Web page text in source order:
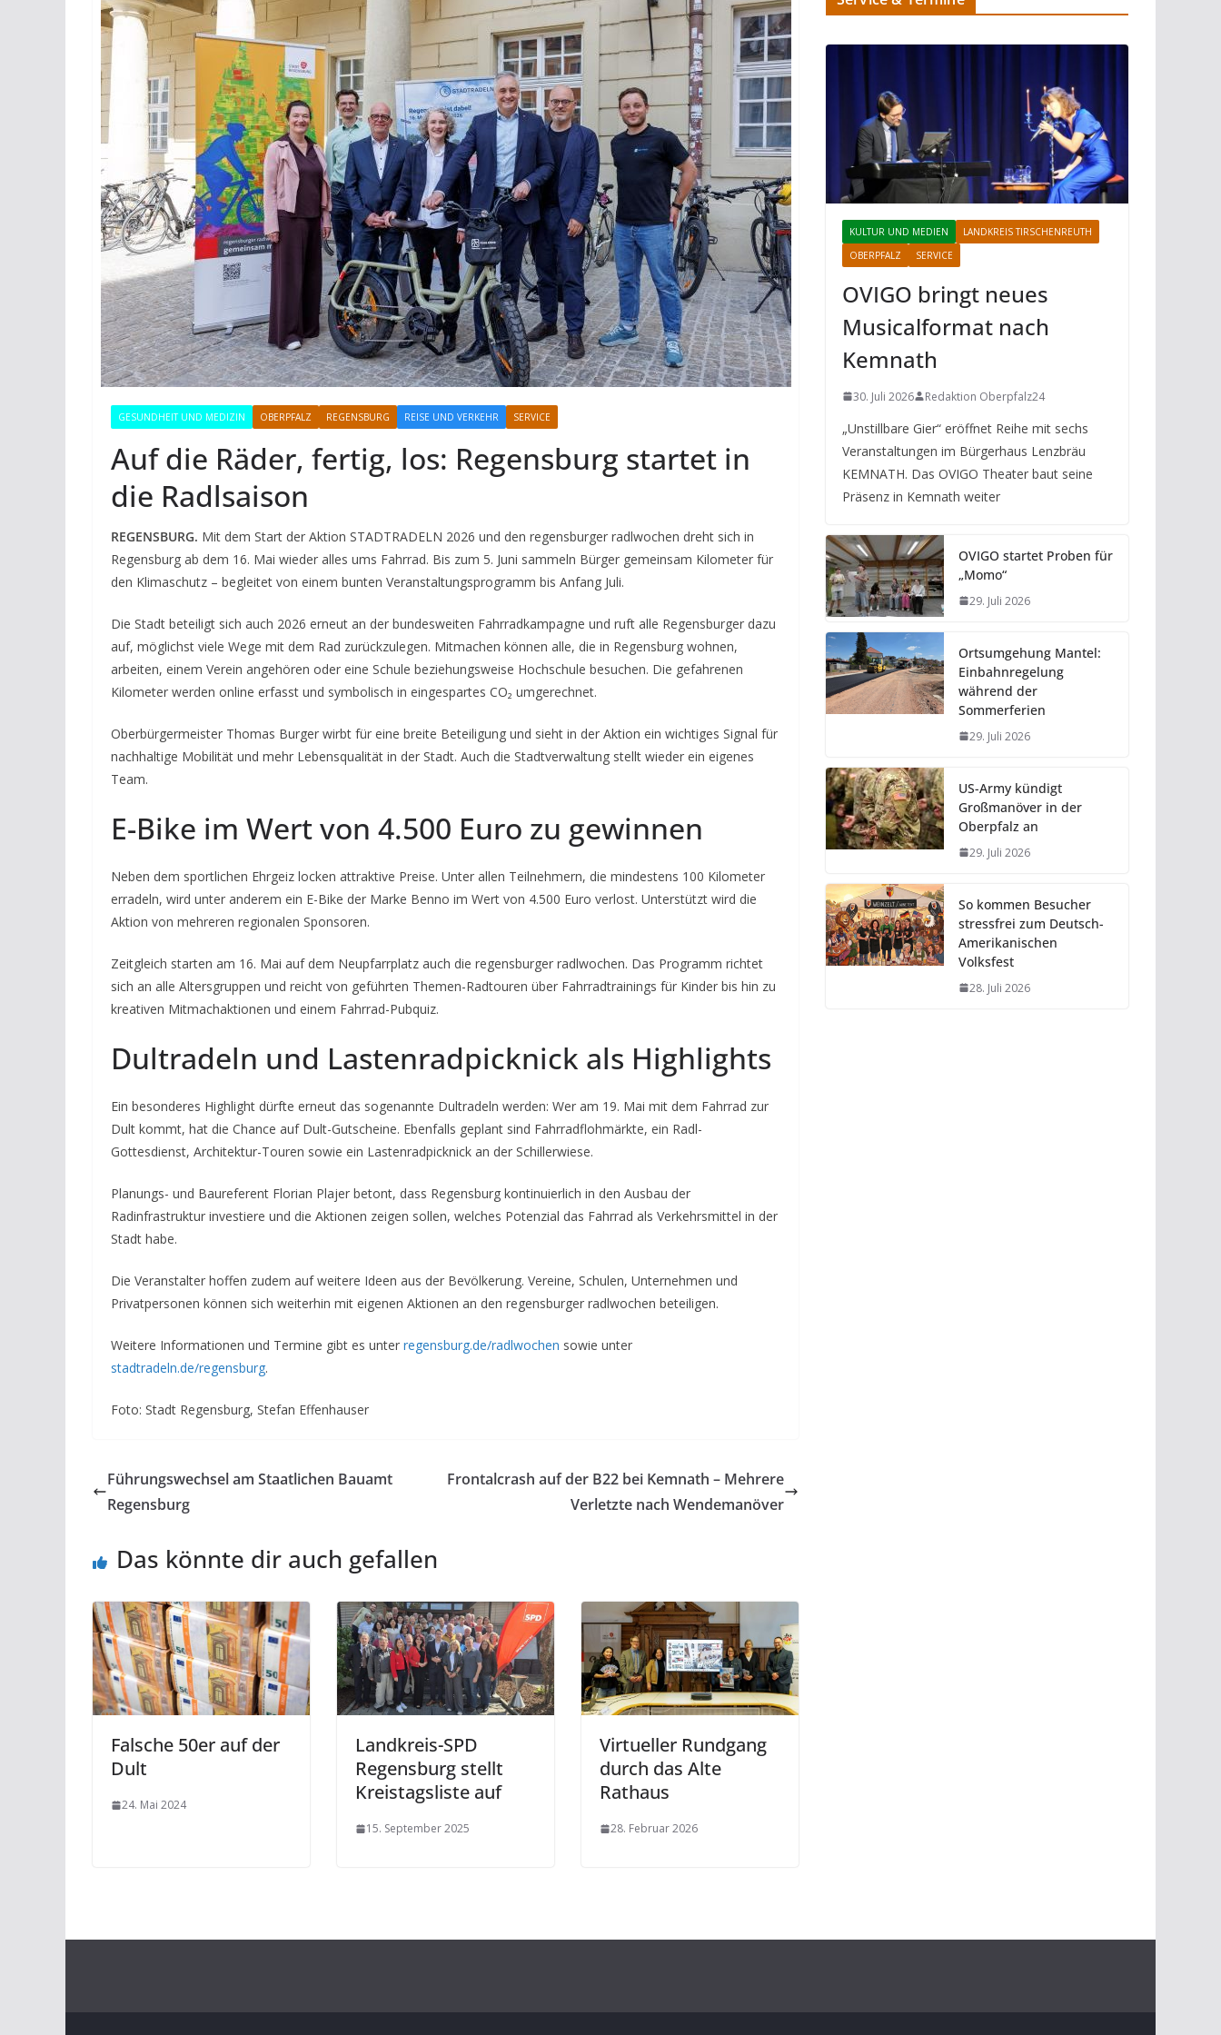
GESUNDHEIT UND MEDIZIN OBERPFALZ REGENSBURG REISE UND VERKEHR SERVICE
Auf die Räder, fertig, los: Regensburg startet in
die Radlsaison
REGENSBURG. Mit dem Start der Aktion STADTRADELN 2026 und den regensburger radlwochen dreht sich in
Regensburg ab dem 16. Mai wieder alles ums Fahrrad. Bis zum 5. Juni sammeln Bürger gemeinsam Kilometer für
den Klimaschutz – begleitet von einem bunten Veranstaltungsprogramm bis Anfang Juli.
Die Stadt beteiligt sich auch 2026 erneut an der bundesweiten Fahrradkampagne und ruft alle Regensburger dazu
auf, möglichst viele Wege mit dem Rad zurückzulegen. Mitmachen können alle, die in Regensburg wohnen,
arbeiten, einem Verein angehören oder eine Schule beziehungsweise Hochschule besuchen. Die gefahrenen
Kilometer werden online erfasst und symbolisch in eingespartes CO₂ umgerechnet.
Oberbürgermeister Thomas Burger wirbt für eine breite Beteiligung und sieht in der Aktion ein wichtiges Signal für
nachhaltige Mobilität und mehr Lebensqualität in der Stadt. Auch die Stadtverwaltung stellt wieder ein eigenes
Team.
E-Bike im Wert von 4.500 Euro zu gewinnen
Neben dem sportlichen Ehrgeiz locken attraktive Preise. Unter allen Teilnehmern, die mindestens 100 Kilometer
erradeln, wird unter anderem ein E-Bike der Marke Benno im Wert von 4.500 Euro verlost. Unterstützt wird die
Aktion von mehreren regionalen Sponsoren.
Zeitgleich starten am 16. Mai auf dem Neupfarrplatz auch die regensburger radlwochen. Das Programm richtet
sich an alle Altersgruppen und reicht von geführten Themen-Radtouren über Fahrradtrainings für Kinder bis hin zu
kreativen Mitmachaktionen und einem Fahrrad-Pubquiz.
Dultradeln und Lastenradpicknick als Highlights
Ein besonderes Highlight dürfte erneut das sogenannte Dultradeln werden: Wer am 19. Mai mit dem Fahrrad zur
Dult kommt, hat die Chance auf Dult-Gutscheine. Ebenfalls geplant sind Fahrradflohmärkte, ein Radl-
Gottesdienst, Architektur-Touren sowie ein Lastenradpicknick an der Schillerwiese.
Planungs- und Baureferent Florian Plajer betont, dass Regensburg kontinuierlich in den Ausbau der
Radinfrastruktur investiere und die Aktionen zeigen sollen, welches Potenzial das Fahrrad als Verkehrsmittel in der
Stadt habe.
Die Veranstalter hoffen zudem auf weitere Ideen aus der Bevölkerung. Vereine, Schulen, Unternehmen und
Privatpersonen können sich weiterhin mit eigenen Aktionen an den regensburger radlwochen beteiligen.
Weitere Informationen und Termine gibt es unter regensburg.de/radlwochen sowie unter
stadtradeln.de/regensburg.
Foto: Stadt Regensburg, Stefan Effenhauser
Führungswechsel am Staatlichen Bauamt
Regensburg
Frontalcrash auf der B22 bei Kemnath – Mehrere
Verletzte nach Wendemanöver
Das könnte dir auch gefallen
Falsche 50er auf der
Dult
24. Mai 2024
Landkreis-SPD
Regensburg stellt
Kreistagsliste auf
15. September 2025
Virtueller Rundgang
durch das Alte
Rathaus
28. Februar 2026
KULTUR UND MEDIEN
LANDKREIS TIRSCHENREUTH
OBERPFALZ
SERVICE
OVIGO bringt neues
Musicalformat nach
Kemnath
30. Juli 2026 Redaktion Oberpfalz24
„Unstillbare Gier“ eröffnet Reihe mit sechs
Veranstaltungen im Bürgerhaus Lenzbräu
KEMNATH. Das OVIGO Theater baut seine
Präsenz in Kemnath weiter
OVIGO startet Proben für
„Momo“
29. Juli 2026
Ortsumgehung Mantel:
Einbahnregelung
während der
Sommerferien
29. Juli 2026
US-Army kündigt
Großmanöver in der
Oberpfalz an
29. Juli 2026
So kommen Besucher
stressfrei zum Deutsch-
Amerikanischen
Volksfest
28. Juli 2026